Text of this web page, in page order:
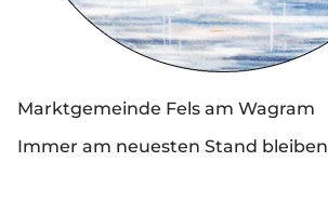
Marktgemeinde Fels am Wagram
Immer am neuesten Stand bleiben